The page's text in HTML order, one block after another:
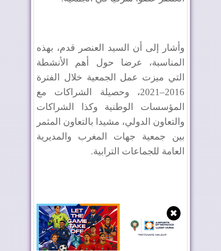
وأشار إلى أن السيد العنصر قدم، بهذه
المناسبة، عرضا حول أهم الأنشطة
التي ميزت عمل الجمعية خلال الفترة
2016–2021، وحصيلة الشراكات مع
المؤسسات الوطنية وكذا الشراكات
والتعاون الدولي، مشيدا بالتعاون المثمر
بين جمعية جهات المغرب والمديرية
العامة للجماعات الترابية.
✖